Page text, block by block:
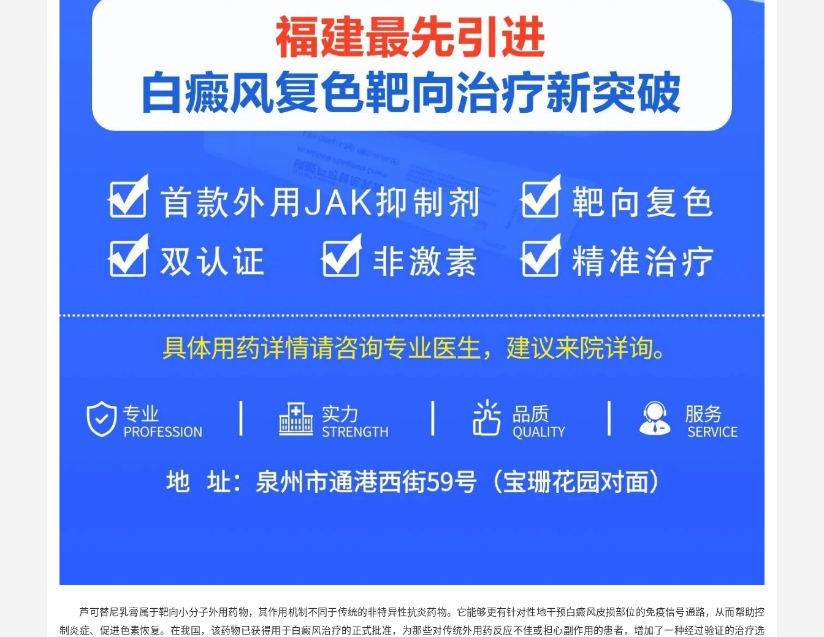
芦可替尼乳膏属于靶向小分子外用药物，其作用机制不同于传统的非特异性抗炎药物。它能够更有针对性地干预白癜风皮损部位的免疫信号通路，从而帮助控
制炎症、促进色素恢复。在我国，该药物已获得用于白癜风治疗的正式批准，为那些对传统外用药反应不佳或担心副作用的患者，增加了一种经过验证的治疗选